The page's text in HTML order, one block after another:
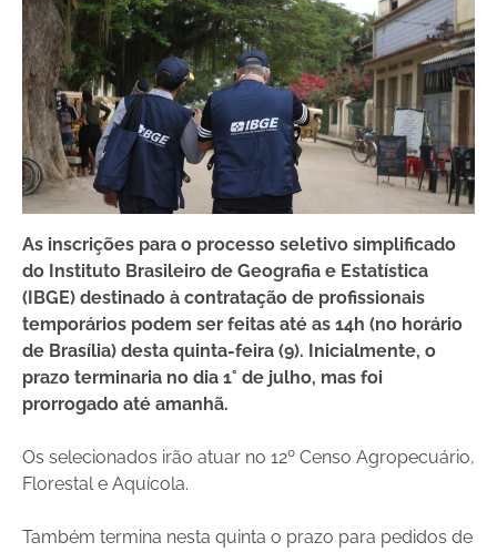
As inscrições para o processo seletivo simplificado
do Instituto Brasileiro de Geografia e Estatística
(IBGE) destinado à contratação de profissionais
temporários podem ser feitas até as 14h (no horário
de Brasília) desta quinta-feira (9). Inicialmente, o
prazo terminaria no dia 1° de julho, mas foi
prorrogado até amanhã.
Os selecionados irão atuar no 12º Censo Agropecuário,
Florestal e Aquícola.
Também termina nesta quinta o prazo para pedidos de